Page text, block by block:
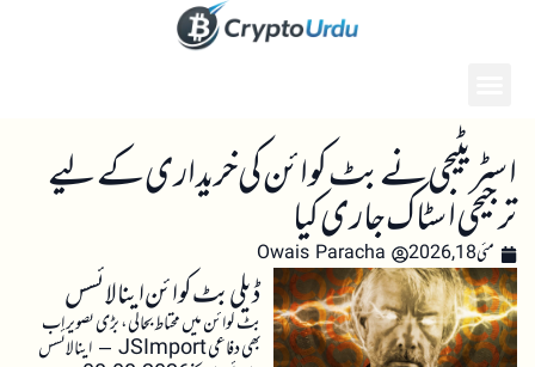
اسٹریٹیجی نے بٹ کوائن کی خریداری کے لیے
ترجیحی اسٹاک جاری کیا
مئی 18, 2026 Owais Paracha
ڈیلی بٹ کوائن اینالائسس
بٹ کوائن میں محتاط بحالی، بڑی تصویر اب
بھی دفاعی JSImport – اینالائسس